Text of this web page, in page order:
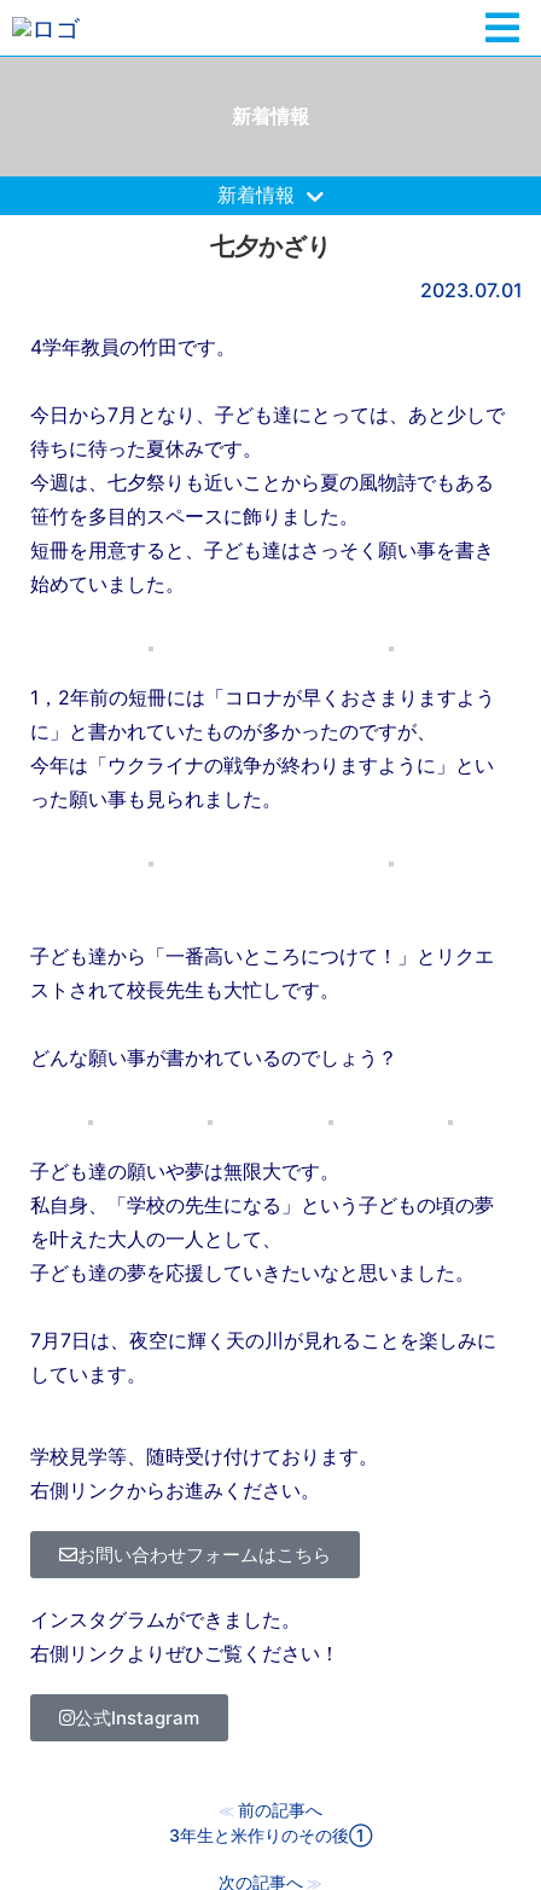
新着情報
新着情報
七夕かざり
2023.07.01
4学年教員の竹田です。
今日から7月となり、子ども達にとっては、あと少しで
待ちに待った夏休みです。
今週は、七夕祭りも近いことから夏の風物詩でもある
笹竹を多目的スペースに飾りました。
短冊を用意すると、子ども達はさっそく願い事を書き
始めていました。
1，2年前の短冊には「コロナが早くおさまりますよう
に」と書かれていたものが多かったのですが、
今年は「ウクライナの戦争が終わりますように」とい
った願い事も見られました。
子ども達から「一番高いところにつけて！」とリクエ
ストされて校長先生も大忙しです。
どんな願い事が書かれているのでしょう？
子ども達の願いや夢は無限大です。
私自身、「学校の先生になる」という子どもの頃の夢
を叶えた大人の一人として、
子ども達の夢を応援していきたいなと思いました。
7月7日は、夜空に輝く天の川が見れることを楽しみに
しています。
学校見学等、随時受け付けております。
右側リンクからお進みください。
お問い合わせフォームはこちら
インスタグラムができました。
右側リンクよりぜひご覧ください！
公式Instagram
≪ 前の記事へ
3年生と米作りのその後①
次の記事へ ≫